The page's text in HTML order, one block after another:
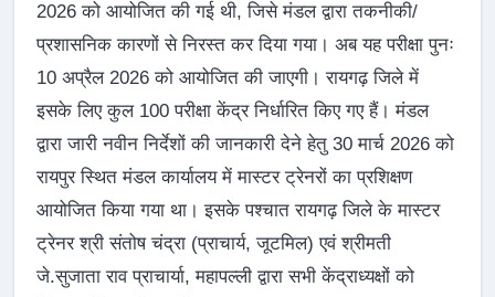
2026 को आयोजित की गई थी, जिसे मंडल द्वारा तकनीकी/
प्रशासनिक कारणों से निरस्त कर दिया गया। अब यह परीक्षा पुनः
10 अप्रैल 2026 को आयोजित की जाएगी। रायगढ़ जिले में
इसके लिए कुल 100 परीक्षा केंद्र निर्धारित किए गए हैं। मंडल
द्वारा जारी नवीन निर्देशों की जानकारी देने हेतु 30 मार्च 2026 को
रायपुर स्थित मंडल कार्यालय में मास्टर ट्रेनरों का प्रशिक्षण
आयोजित किया गया था। इसके पश्चात रायगढ़ जिले के मास्टर
ट्रेनर श्री संतोष चंद्रा (प्राचार्य, जूटमिल) एवं श्रीमती
जे.सुजाता राव प्राचार्या, महापल्ली द्वारा सभी केंद्राध्यक्षों को